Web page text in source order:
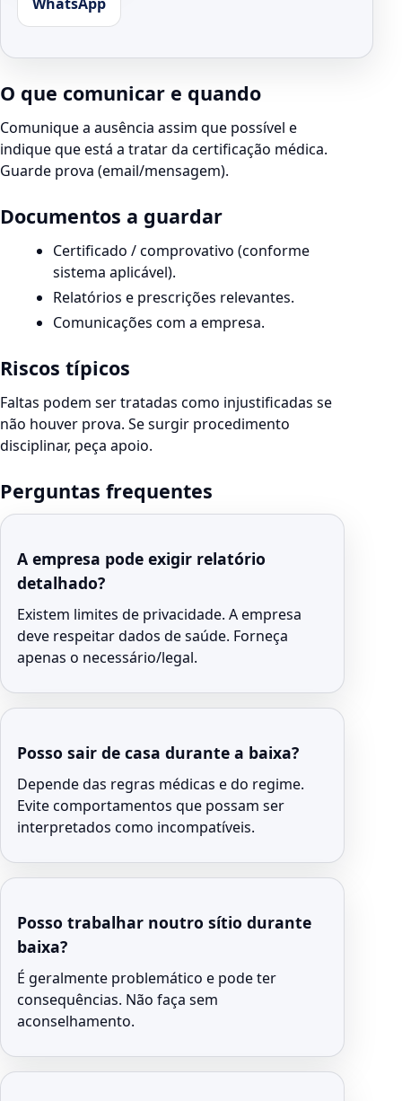
O que comunicar e quando
Comunique a ausência assim que possível e
indique que está a tratar da certificação médica.
Guarde prova (email/mensagem).
Documentos a guardar
Certificado / comprovativo (conforme
sistema aplicável).
Relatórios e prescrições relevantes.
Comunicações com a empresa.
Riscos típicos
Faltas podem ser tratadas como injustificadas se
não houver prova. Se surgir procedimento
disciplinar, peça apoio.
Perguntas frequentes
A empresa pode exigir relatório
detalhado?
Existem limites de privacidade. A empresa
deve respeitar dados de saúde. Forneça
apenas o necessário/legal.
Posso sair de casa durante a baixa?
Depende das regras médicas e do regime.
Evite comportamentos que possam ser
interpretados como incompatíveis.
Posso trabalhar noutro sítio durante
baixa?
É geralmente problemático e pode ter
consequências. Não faça sem
aconselhamento.